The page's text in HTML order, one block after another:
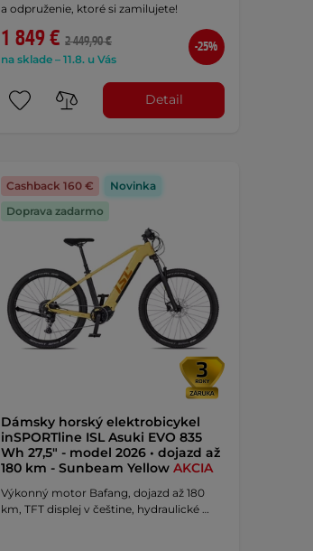
a odpruženie, ktoré si zamilujete!
1 849 € 2 449,90 €
na sklade – 11.8. u Vás
-25%
Detail
Cashback 160 €
Novinka
Doprava zadarmo
Dámsky horský elektrobicykel
inSPORTline ISL Asuki EVO 835
Wh 27,5" - model 2026 • dojazd až
180 km - Sunbeam Yellow AKCIA
Výkonný motor Bafang, dojazd až 180
km, TFT displej v češtine, hydraulické …